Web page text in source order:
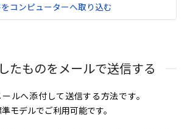
コンピューターへ取り込む
たものをメールで送信する
ルへ添付して送信する方法です。
モデルでご利用可能です。